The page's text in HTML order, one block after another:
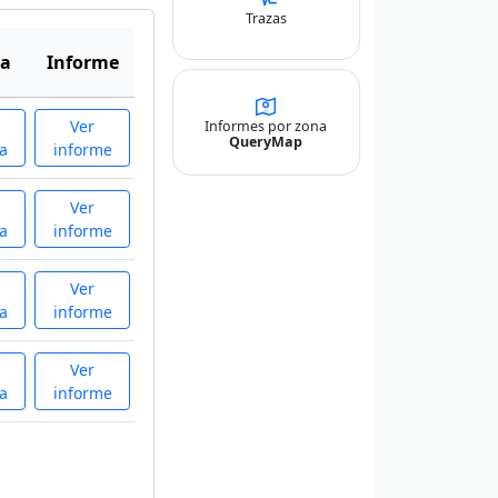
Informe
Ver
informe
Ver
informe
Ver
informe
Ver
informe
Trazas
Informes por zona
QueryMap